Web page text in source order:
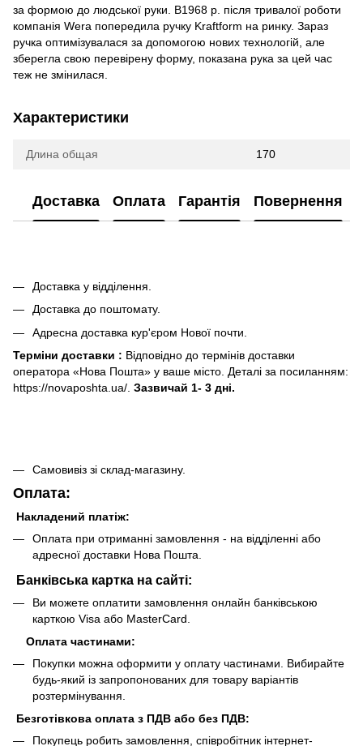
за формою до людської руки. В1968 р. після тривалої роботи
компанія Wera попередила ручку Kraftform на ринку. Зараз
ручка оптимізувалася за допомогою нових технологій, але
зберегла свою перевірену форму, показана рука за цей час
теж не змінилася.
Характеристики
Длина общая 170
Доставка Оплата Гарантія Повернення
Доставка у відділення.
Доставка до поштомату.
Адресна доставка кур'єром Нової почти.
Терміни доставки : Відповідно до термінів доставки
оператора «Нова Пошта» у ваше місто. Деталі за посиланням:
https://novaposhta.ua/. Зазвичай 1- 3 дні.
Самовивіз зі склад-магазину.
Оплата:
Накладений платіж:
Оплата при отриманні замовлення - на відділенні або
адресної доставки Нова Пошта.
Банківська картка на сайті:
Ви можете оплатити замовлення онлайн банківською
карткою Visa або MasterCard.
Оплата частинами:
Покупки можна оформити у оплату частинами. Вибирайте
будь-який із запропонованих для товару варіантів
розтермінування.
Безготівкова оплата з ПДВ або без ПДВ:
Покупець робить замовлення, співробітник інтернет-